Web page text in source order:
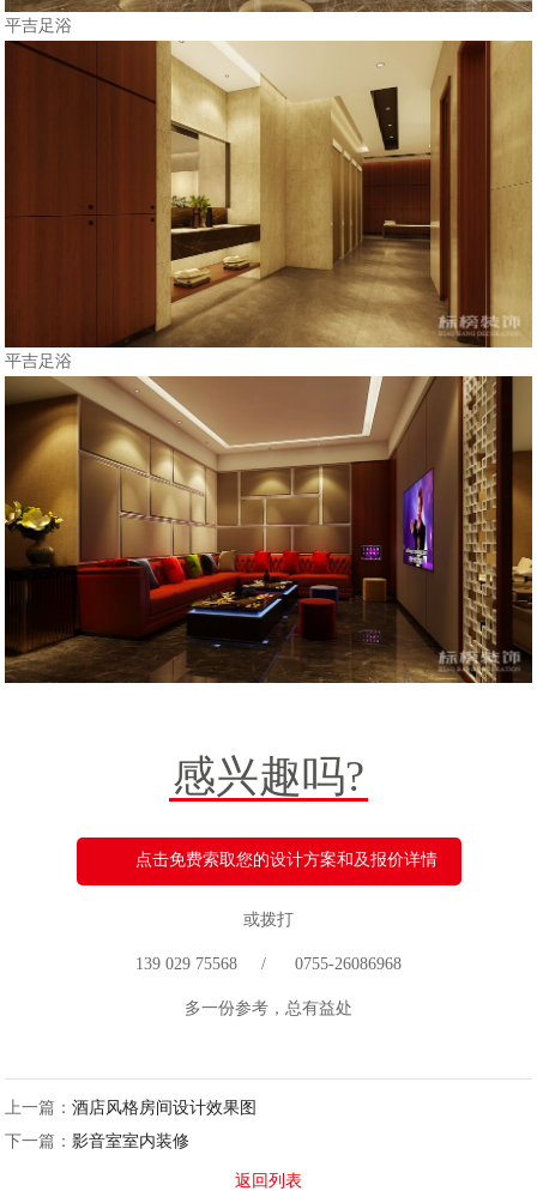
平吉足浴
平吉足浴
感兴趣吗?
点击免费索取您的设计方案和及报价详情
或拨打
139 029 75568 / 0755-26086968
多一份参考，总有益处
上一篇：酒店风格房间设计效果图
下一篇：影音室室内装修
返回列表